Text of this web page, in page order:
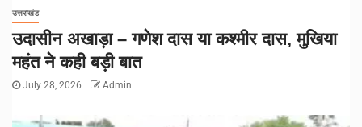
उत्तराखंड
उदासीन अखाड़ा – गणेश दास या कश्मीर दास, मुखिया
महंत ने कही बड़ी बात
July 28, 2026 Admin